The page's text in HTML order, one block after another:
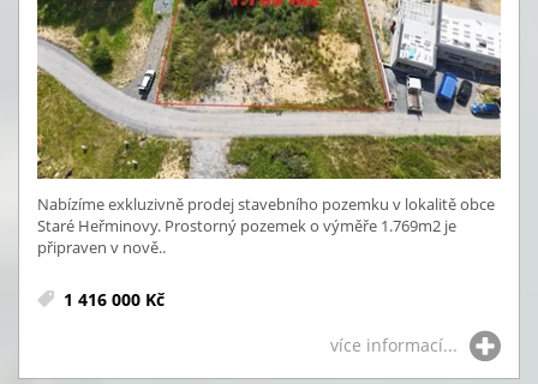
Nabízíme exkluzivně prodej stavebního pozemku v lokalitě obce
Staré Heřminovy. Prostorný pozemek o výměře 1.769m2 je
připraven v nově..
1 416 000 Kč
více informací...